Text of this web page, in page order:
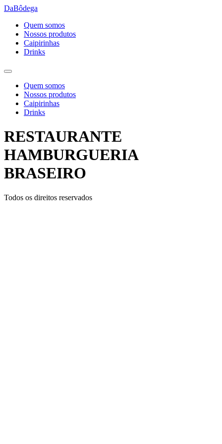
Ir
conteúdo
DaBôdega
Quem somos
Nossos produtos
Caipirinhas
Drinks
Quem somos
Nossos produtos
Caipirinhas
Drinks
RESTAURANTE
HAMBURGUERIA
BRASEIRO
Todos os direitos reservados